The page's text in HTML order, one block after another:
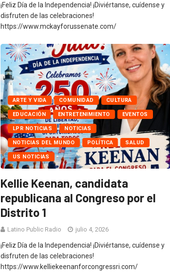
¡Feliz Día de la Independencia! ¡Diviértanse, cuídense y
disfruten de las celebraciones!
https://www.mckayforussenate.com/
ARTE Y VIDA COMUNIDAD CULTURA
EDUCACIÓN ENTRETENIMIENTO EVENTOS
LPR NOTICIAS NOTICIAS
NOTICIAS DEL MUNDO POLÍTICA SALUD
US NOTICIAS
Kellie Keenan, candidata
republicana al Congreso por el
Distrito 1
Latino Public Radio julio 4, 2026
¡Feliz Día de la Independencia! ¡Diviértanse, cuídense y
disfruten de las celebraciones!
https://www.kelliekeenanforcongressri.com/